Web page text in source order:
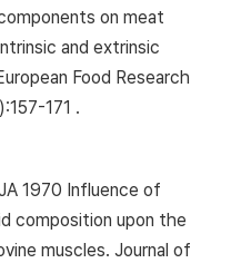
on meat
and extrinsic
Food Research
171 .
1970 Influence of
composition upon the
muscles. Journal of